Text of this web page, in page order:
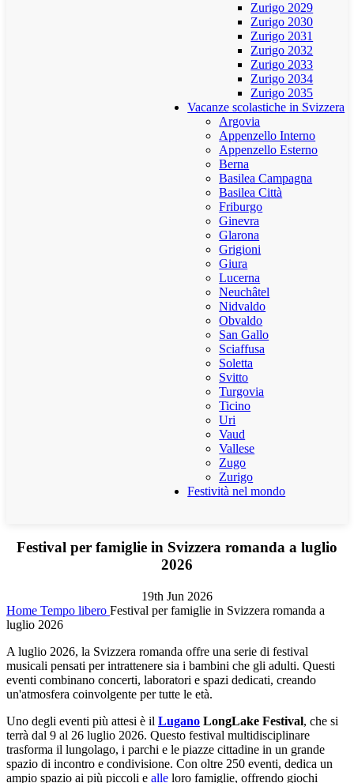
Zurigo 2029
Zurigo 2030
Zurigo 2031
Zurigo 2032
Zurigo 2033
Zurigo 2034
Zurigo 2035
Vacanze scolastiche in Svizzera
Argovia
Appenzello Interno
Appenzello Esterno
Berna
Basilea Campagna
Basilea Città
Friburgo
Ginevra
Glarona
Grigioni
Giura
Lucerna
Neuchâtel
Nidvaldo
Obvaldo
San Gallo
Sciaffusa
Soletta
Svitto
Turgovia
Ticino
Uri
Vaud
Vallese
Zugo
Zurigo
Festività nel mondo
Festival per famiglie in Svizzera romanda a luglio
2026
19th Jun 2026
Home Tempo libero Festival per famiglie in Svizzera romanda a
luglio 2026
A luglio 2026, la Svizzera romanda offre una serie di festival
musicali pensati per intrattenere sia i bambini che gli adulti. Questi
eventi combinano concerti, laboratori e spazi dedicati, creando
un'atmosfera coinvolgente per tutte le età.
Uno degli eventi più attesi è il Lugano LongLake Festival, che si
terrà dal 9 al 26 luglio 2026. Questo festival multidisciplinare
trasforma il lungolago, i parchi e le piazze cittadine in un grande
spazio di incontro e condivisione. Con oltre 250 eventi, dedica un
ampio spazio ai più piccoli e alle loro famiglie, offrendo giochi